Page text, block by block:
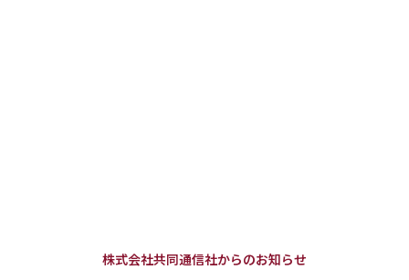
株式会社共同通信社からのお知らせ